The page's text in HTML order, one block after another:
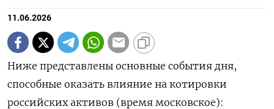
11.06.2026
Ниже представлены основные события дня,
способные оказать влияние на котировки
российских активов (время московское):